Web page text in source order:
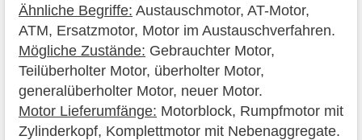
Ähnliche Begriffe: Austauschmotor, AT-Motor,
ATM, Ersatzmotor, Motor im Austauschverfahren.
Mögliche Zustände: Gebrauchter Motor,
Teilüberholter Motor, überholter Motor,
generalüberholter Motor, neuer Motor.
Motor Lieferumfänge: Motorblock, Rumpfmotor mit
Zylinderkopf, Komplettmotor mit Nebenaggregate.